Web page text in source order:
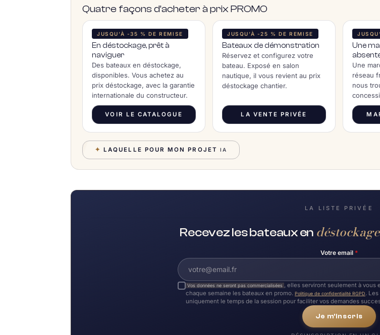
Quatre façons d’acheter à prix PROMO
JUSQU’À -35 % DE REMISE
En déstockage, prêt à
naviguer
Des bateaux en déstockage,
disponibles. Vous achetez au
prix déstockage, avec la garantie
internationale du constructeur.
VOIR LE CATALOGUE
JUSQU’À -25 % DE REMISE
Bateaux de démonstration
Réservez et configurez votre
bateau. Exposé en salon
nautique, il vous revient au prix
déstockage chantier.
LA VENTE PRIVÉE
Une
Une
réseau
nous
✦ LAQUELLE POUR MON PROJET IA
LA LISTE PRIVÉE
Recevez les bateaux en déstockage
Votre email *
Vos données ne seront pas commercialisées , elles serviront seulement à vous
chaque semaine les bateaux en promo. Politique de confidentialité RGPD.
uniquement le temps de la session pour faciliter vos demandes
Je m'inscris